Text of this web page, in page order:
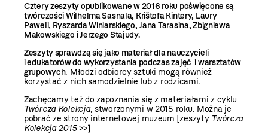
Cztery zeszyty opublikowane w 2016 roku poświęcone są
twórczości Wilhelma Sasnala, Krištofa Kintery, Laury
Paweli, Ryszarda Winiarskiego, Jana Tarasina, Zbigniewa
Makowskiego i Jerzego Stajudy.
Zeszyty sprawdzą się jako materiał dla nauczycieli
i edukatorów do wykorzystania podczas zajęć i warsztatów
grupowych. Młodzi odbiorcy sztuki mogą również
korzystać z nich samodzielnie lub z rodzicami.
Zachęcamy też do zapoznania się z materiałami z cyklu
Twórcza Kolekcja, stworzonymi w 2015 roku. Można je
pobrać ze strony internetowej muzeum [zeszyty Twórcza
Kolekcja 2015>>]